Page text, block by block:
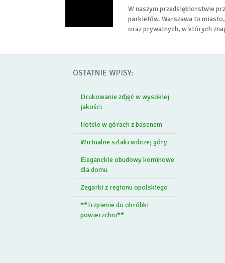
W naszym przedsiębiorstwie
parkietów. Warszawa to
oraz prywatnych, w których
OSTATNIE WPISY:
Drukowanie zdjęć w wysokiej
jakości
Hotele w górach z basenem
Wirtualne szlaki wilczej góry
Eleganckie obudowy kominowe
dla domu
Zegarki z regionu opolskiego
**Trzpienie do obróbki
powierzchni**